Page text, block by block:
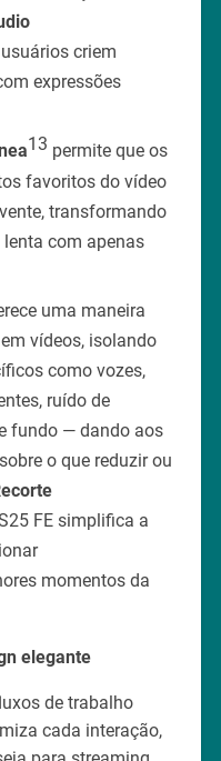
criem
expressões
13 permite que os
favoritos do vídeo
transformando
com apenas
uma maneira
vídeos, isolando
como vozes,
ruído de
fundo — dando aos
o que reduzir ou
FE simplifica a
momentos da
elegante
de trabalho
cada interação,